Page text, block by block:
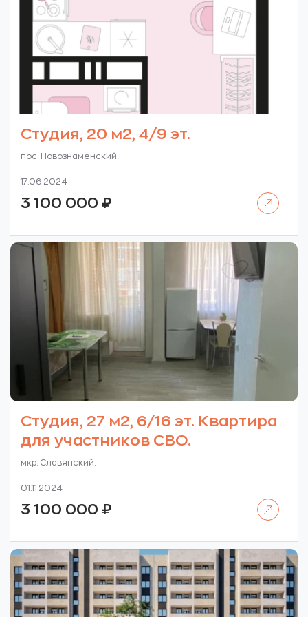
Студия, 20 м2, 4/9 эт.
пос. Новознаменский.
17.06.2024
3 100 000 ₽
Студия, 27 м2, 6/16 эт. Квартира
для участников СВО.
мкр. Славянский.
01.11.2024
3 100 000 ₽